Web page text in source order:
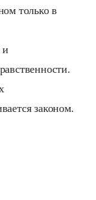
только в
и
законом.